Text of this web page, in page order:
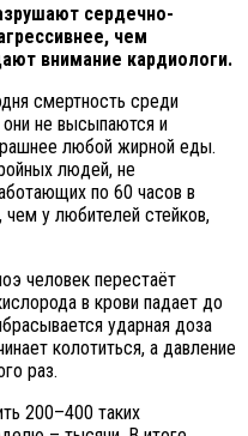
сердечно-
чем
внимание кардиологи.
смертность среди
не высыпаются и
любой жирной еды.
людей, не
по 60 часов в
у любителей стейков,
человек перестаёт
в крови падает до
ударная доза
колотиться, а давление
раз.
200–400 таких